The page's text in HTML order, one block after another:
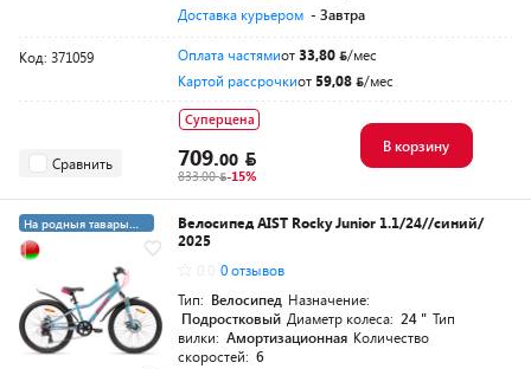
Доставка курьером - Завтра
Код: 371059 Оплата частямиот33,80
/мес
Картой рассрочкиот 59,08 /мес
Сравнить
Суперцена
709.00
833.00 -15%
В корзину
На родныя тавары
4%
Велосипед AIST Rocky Junior 1.1/24//синий/
2025
0 отзывов
Тип: Велосипед Назначение:
Подростковый Диаметр колеса: 24 " Тип
вилки: Амортизационная Количество
скоростей: 6